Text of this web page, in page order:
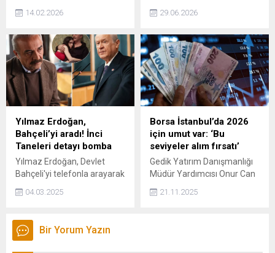
CHP'lilerBakan Gürlek'in
için kürsüyü işgal etmeye
çalıştı. CHP'li Ali Mahir
Başarır'ın arka odada Bakan
Gürlek ile görüştüğü iddia
edildi.
14.02.2026
Havalimanı, dün 165 bin 473
tarihinin en yüksek günlük
yolcu sayısına ulaştı.
29.06.2026
Yılmaz Erdoğan,
Bahçeli’yi aradı! İnci
Taneleri detayı bomba
Yılmaz Erdoğan, Devlet
Bahçeli'yi telefonla arayarak
'Terörsüz Türkiye' süreciyle
ilgili katkılarından dolayı
Yılmaz Erdoğan'ın yazıp
başrolünü üstlendiği İnci
04.03.2025
Borsa İstanbul’da 2026
için umut var: ‘Bu
seviyeler alım fırsatı’
Gedik Yatırım Danışmanlığı
Müdür Yardımcısı Onur Can
Bal, Borsa İstanbul’daki son
gelişmeleri ve yatırımcılar
21.11.2025
Bir Yorum Yazın